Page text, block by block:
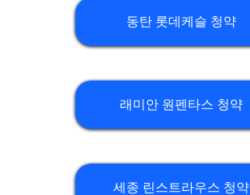
동탄 롯데케슬 청약
래미안 원펜타스 청약
세종 린스트라우스 청약